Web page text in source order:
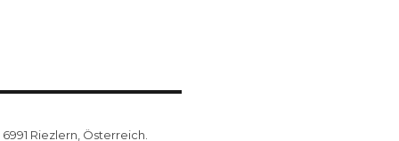
Riezlern, Österreich.